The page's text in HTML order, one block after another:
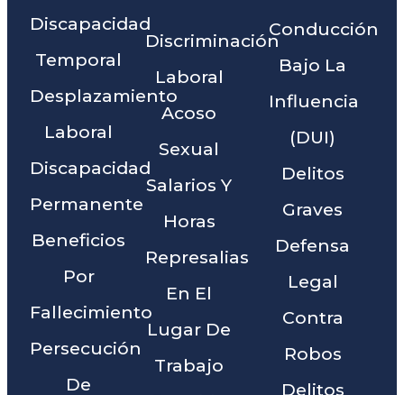
Discapacidad
Temporal
Desplazamiento
Laboral
Discapacidad
Permanente
Beneficios
Por
Fallecimiento
Persecución
De
Discriminación
Laboral
Acoso
Sexual
Salarios Y
Horas
Represalias
En El
Lugar De
Trabajo
Conducción
Bajo La
Influencia
(DUI)
Delitos
Graves
Defensa
Legal
Contra
Robos
Delitos